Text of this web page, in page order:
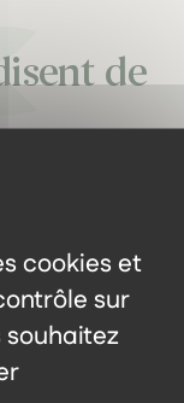
cookies et
sur
souhaitez
de